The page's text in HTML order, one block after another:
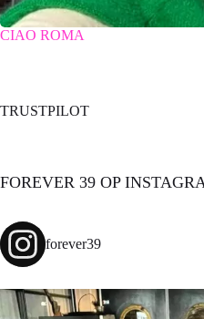
CIAO ROMA
TRUSTPILOT
FOREVER 39 OP
forever39